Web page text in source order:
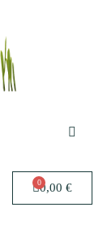
0,00 €